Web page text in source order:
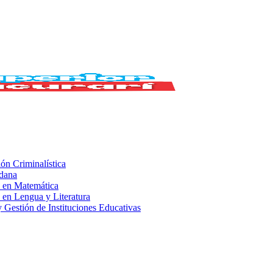
Criminalística
Matemática
Lengua y Literatura
de Instituciones Educativas